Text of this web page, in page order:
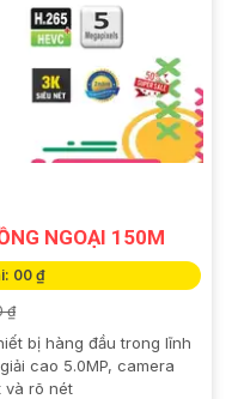
NGOẠI 150M
00 ₫
₫
bị hàng đầu trong lĩnh
cao 5.0MP, camera
và rõ nét